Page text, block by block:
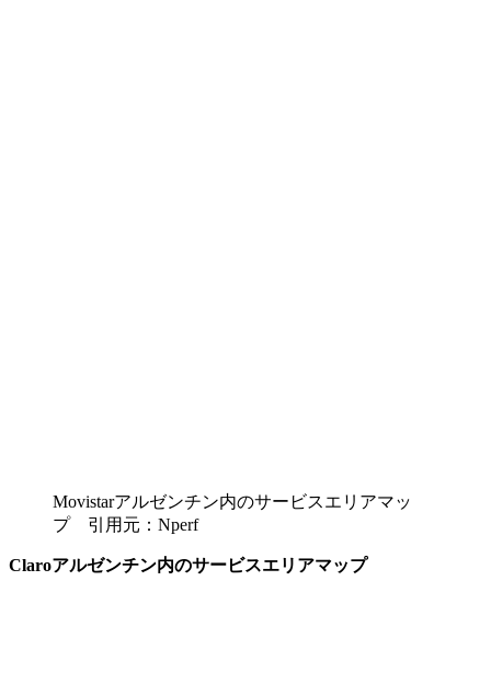
Movistarアルゼンチン内のサービスエリアマッ
プ 引用元：Nperf
Claroアルゼンチン内のサービスエリアマップ